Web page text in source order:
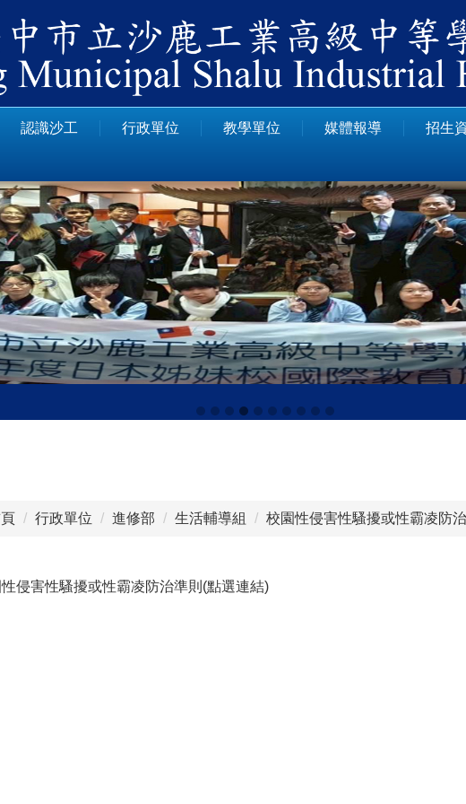
認識沙工 行政單位 教學單位 媒體報導 招生
行政單位 進修部 生活輔導組 校園性侵害性騷擾或性霸凌防
侵害性騷擾或性霸凌防治準則(點選連結)